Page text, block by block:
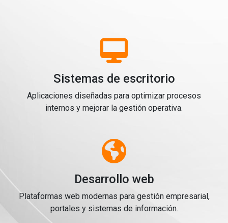
Sistemas de escritorio
Aplicaciones diseñadas para optimizar procesos
internos y mejorar la gestión operativa.
Desarrollo web
Plataformas web modernas para gestión empresarial,
portales y sistemas de información.